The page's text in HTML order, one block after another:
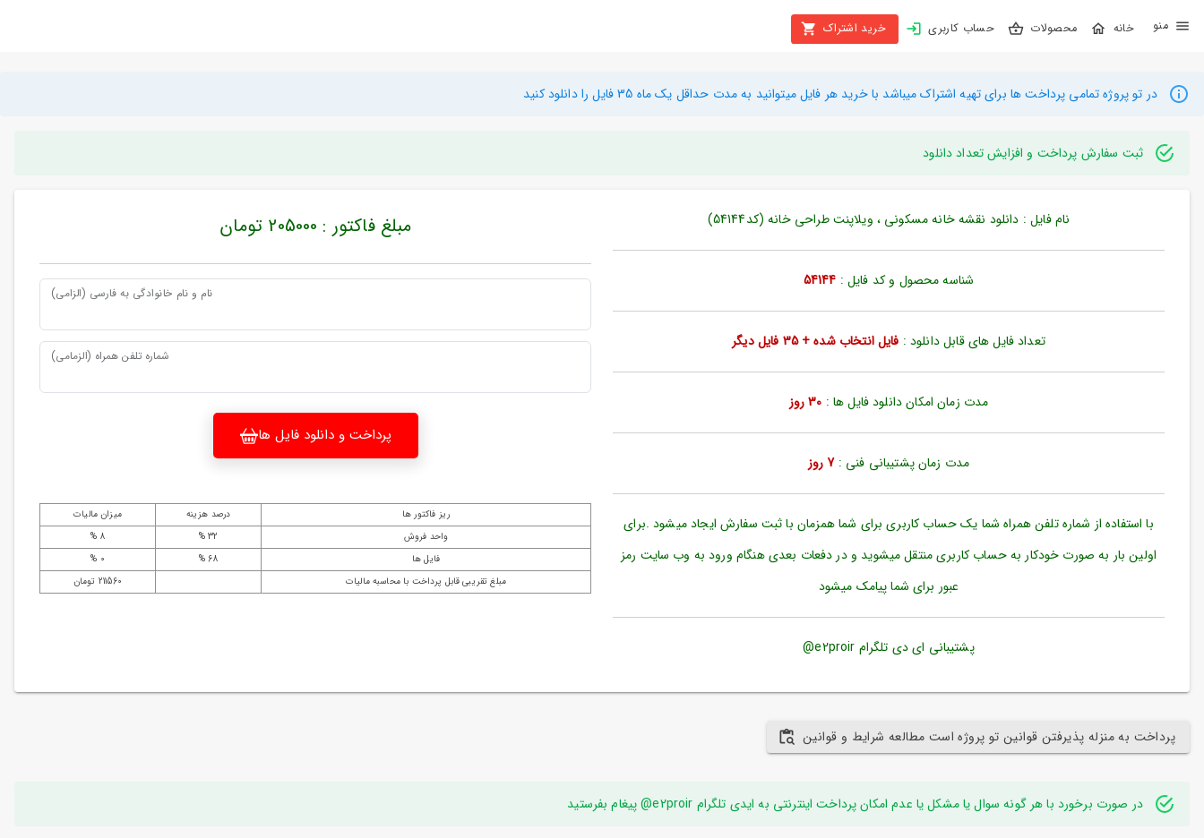
محصولات حساب کاربری خرید اشتراک
بستن
محصولات
اشتراک
کاربری
ثبت
بازیابی
رمز
علاقه
در تو پروژه تمامی پرداخت ها برای تهیه اشتراک میباشد با خرید هر فایل میتوانید به مدت حداقل یک ماه 35 فایل را دانلود کنید
ثبت سفارش پرداخت و افزایش تعداد دانلود
نام فایل : دانلود نقشه خانه مسکونی ، ویلاپنت طراحی خانه (کد54144)
شناسه محصول و کد فایل : 54144
تعداد فایل های قابل دانلود : فایل انتخاب شده + 35 فایل دیگر
مدت زمان امکان دانلود فایل ها : 30 روز
مدت زمان پشتیبانی فنی :7 روز
با استفاده از شماره تلفن همراه شما یک حساب کاربری برای شما همزمان با ثبت سفارش ایجاد میشود .برای
اولین بار به صورت خودکار به حساب کاربری منتقل میشوید و در دفعات بعدی هنگام ورود به وب سایت رمز
عبور برای شما پیامک میشود
پشتیبانی ای دی تلگرام e2proir@
مبلغ فاکتور : 205000 تومان
نام و نام خانوادگی به فارسی (الزامی)
شماره تلفن همراه (الزمامی)
پرداخت و دانلود فایل ها
ریز فاکتور ها درصد هزینه
میزان مالیات
واحد فروش
32 %
8 %
فایل ها
68 %
0 %
مبلغ تقریبی قابل پرداخت با محاسبه مالیات
211560 تومان
پرداخت به منزله پذیرفتن قوانین تو پروژه است مطالعه شرایط و قوانین
در صورت برخورد با هر گونه سوال یا مشکل یا عدم امکان پرداخت اینترنتی به ایدی تلگرام e2proir@ پیغام بفرستید